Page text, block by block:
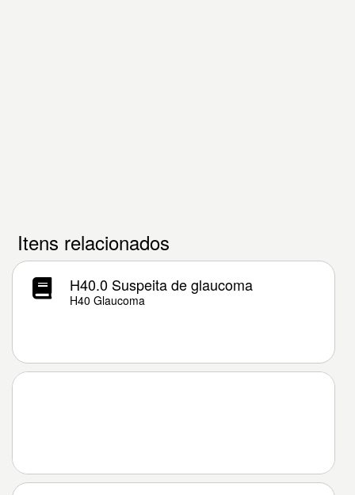
Itens relacionados
H40.0 Suspeita de glaucoma
H40 Glaucoma